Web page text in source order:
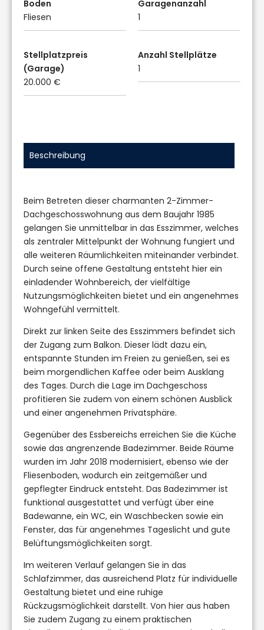
Boden
Fliesen
Garagenanzahl
1
Stellplatzpreis
(Garage)
20.000 €
Anzahl Stellplätze
1
Beschreibung
Beim Betreten dieser charmanten 2-Zimmer-
Dachgeschosswohnung aus dem Baujahr 1985
gelangen Sie unmittelbar in das Esszimmer, welches
als zentraler Mittelpunkt der Wohnung fungiert und
alle weiteren Räumlichkeiten miteinander verbindet.
Durch seine offene Gestaltung entsteht hier ein
einladender Wohnbereich, der vielfältige
Nutzungsmöglichkeiten bietet und ein angenehmes
Wohngefühl vermittelt.
Direkt zur linken Seite des Esszimmers befindet sich
der Zugang zum Balkon. Dieser lädt dazu ein,
entspannte Stunden im Freien zu genießen, sei es
beim morgendlichen Kaffee oder beim Ausklang
des Tages. Durch die Lage im Dachgeschoss
profitieren Sie zudem von einem schönen Ausblick
und einer angenehmen Privatsphäre.
Gegenüber des Essbereichs erreichen Sie die Küche
sowie das angrenzende Badezimmer. Beide Räume
wurden im Jahr 2018 modernisiert, ebenso wie der
Fliesenboden, wodurch ein zeitgemäßer und
gepflegter Eindruck entsteht. Das Badezimmer ist
funktional ausgestattet und verfügt über eine
Badewanne, ein WC, ein Waschbecken sowie ein
Fenster, das für angenehmes Tageslicht und gute
Belüftungsmöglichkeiten sorgt.
Im weiteren Verlauf gelangen Sie in das
Schlafzimmer, das ausreichend Platz für individuelle
Gestaltung bietet und eine ruhige
Rückzugsmöglichkeit darstellt. Von hier aus haben
Sie zudem Zugang zu einem praktischen